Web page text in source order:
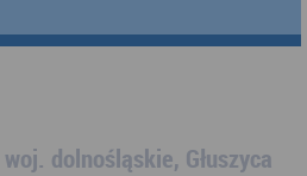
woj. dolnośląskie, Głuszyca